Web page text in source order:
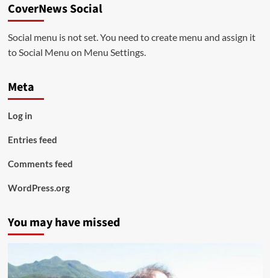
CoverNews Social
Social menu is not set. You need to create menu and assign it
to Social Menu on Menu Settings.
Meta
Log in
Entries feed
Comments feed
WordPress.org
You may have missed